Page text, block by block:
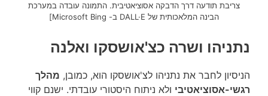
צריבת תודעה דרך הדבקה אסוציאטיבית. התמונה עובדה במערכת
הבינה המלאכותית של DALL·E ב- Microsoft Bing]
נתניהו ושרה כצ'אושסקו ואלנה
הניסיון לחבר את נתניהו לצ'אושסקו הוא, כמובן, מהלך
רגשי-אסוציאטיבי ולא ניתוח היסטורי עובדתי. ישנם קווי